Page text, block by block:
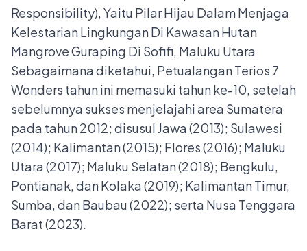
Sebagaimana diketahui, Petualangan Terios 7
Wonders tahun ini memasuki tahun ke-10, setelah
sebelumnya sukses menjelajahi area Sumatera
pada tahun 2012; disusul Jawa (2013); Sulawesi
(2014); Kalimantan (2015); Flores (2016); Maluku
Utara (2017); Maluku Selatan (2018); Bengkulu,
Pontianak, dan Kolaka (2019); Kalimantan Timur,
Sumba, dan Baubau (2022); serta Nusa Tenggara
Barat (2023).